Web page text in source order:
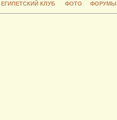
ЕГИПЕТСКИЙ КЛУБ ФОТО ФОРУМЫ